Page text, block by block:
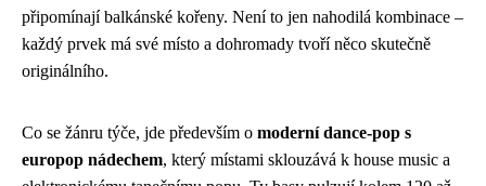
připomínají balkánské kořeny. Není to jen nahodilá kombinace –
každý prvek má své místo a dohromady tvoří něco skutečně
originálního.
Co se žánru týče, jde především o moderní dance-pop s
europop nádechem, který místami sklouzává k house music a